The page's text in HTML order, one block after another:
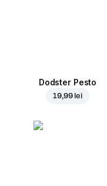
Dodster Pesto
19,99 lei